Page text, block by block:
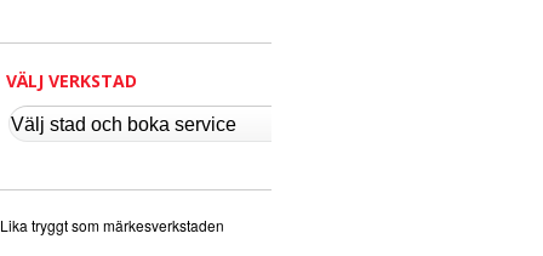
VÄLJ VERKSTAD
Lika tryggt som märkesverkstaden